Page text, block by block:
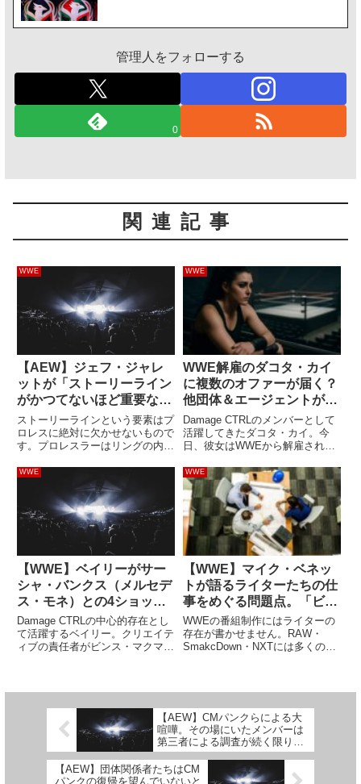
管理人をフォローする
0
関連記事
WWE
【AEW】ジェフ・ジャレ
ットが「ストーリーライン
がかつてないほど重要な意
味を持つようになった理
由」を語る。「見たいもの
を選べる時代になった」
ストーリーラインという要素はプ
ロレスに絶対に欠かせないもので
す。プロレスラーはリングの内外
れを楽しみます。試合やプロモを
通して語られるストーリーは多種
多様ですが、いつの時代も優れた
ストーリーテラーは大金を稼ぐ
も...
WWE
WWE解雇のダコタ・カイ
に複数のオファーが届く？
他団体＆エージェントが契
約に興味
Damage CTRLのメンバーとして
活躍してきたダコタ・カイ。今
日、彼女はWWEから解雇されま
女は負傷に悩まされることも多
く、2度目の解雇宣告を受けてし
まいました。プロレスファンの間
では、彼女の解雇を嘆く声が...
WWE
【WWE】ベイリーがサー
シャ・バンクス（メルセデ
ス・モネ）との4ショット
写真を投稿。「いつも計画
を考えてる」
Damage CTRLの中心的存在とし
て活躍するベイリー。クリエイテ
ィブの責任者がビンス・マクマホ
が飛躍するきっかけを作...
WWE
【WWE】マイク・ベネッ
トが語るライターたちの仕
事をめぐる問題点。「ビン
スが受け入れなかったら仕
事を失う」
WWEの番組制作にはライターの
存在が書かせません。RAW・
SmakcDown・NXTには多くの専
ちがライターのことを庇っ...
【AEW】CMパンクらによる大
喧嘩。その場にいたメンバーは
第三者による調査が続く限り出
場停止に？
【AEW】団体関係者たちはCM
パンクの復帰を望んでいないと